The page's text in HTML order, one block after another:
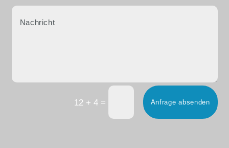
12 + 4= Anfrage absenden